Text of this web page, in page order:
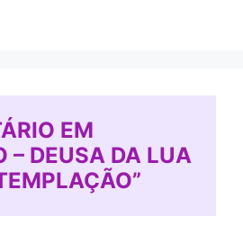
EM
– DEUSA DA LUA